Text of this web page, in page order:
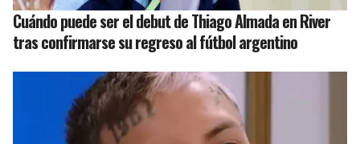
Cuándo puede ser el debut de Thiago Almada en River
tras confirmarse su regreso al fútbol argentino